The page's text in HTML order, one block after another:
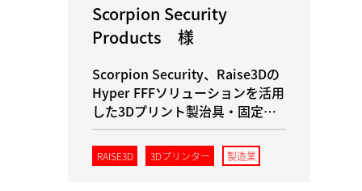
Scorpion Security
Products 様
Scorpion Security、Raise3Dの
Hyper FFFソリューションを活用
した3Dプリント製治具・固定具
により、組立効率を向上
RAISE3D 3Dプリンター 製造業